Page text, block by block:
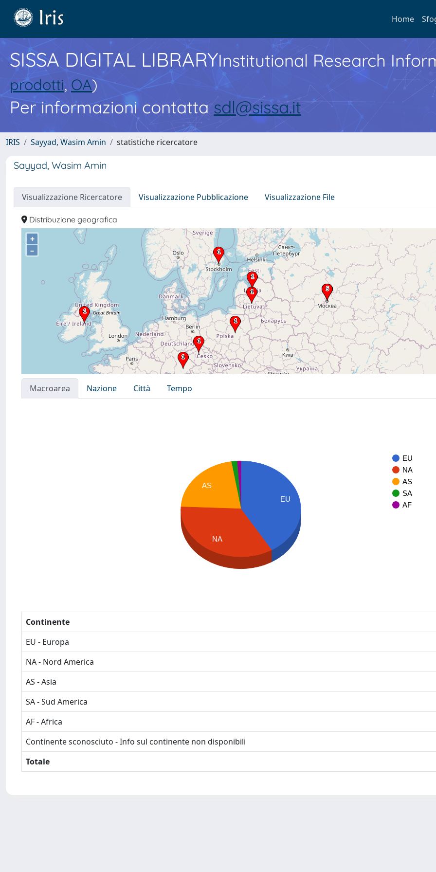
Home
SISSA DIGITAL LIBRARYInstitutional Research
prodotti, OA)
Per informazioni contatta sdl@sissa.it
IRIS Sayyad, Wasim Amin statistiche ricercatore
Sayyad, Wasim Amin
Visualizzazione Ricercatore Visualizzazione Pubblicazione Visualizzazione File
Distribuzione geografica
+
–
Macroarea Nazione Città Tempo
EU
NA
AS
SA
AF
EU
AS
NA
Continente
EU - Europa
NA - Nord America
AS - Asia
SA - Sud America
AF - Africa
Continente sconosciuto - Info sul continente non disponibili
Totale